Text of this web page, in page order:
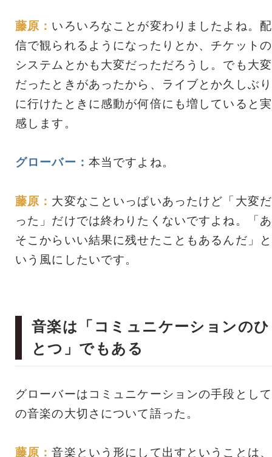
藤原： いろいろなことが変わりましたよね。配
信で観られるようになったりとか、チケットの
システムとかも大変だっただろうし。でも大変
だったときがあったから、ライブとか久しぶり
に行けたときに感動が何倍にも増していると実
感します。
グローバー： 本当ですよね。
藤原： 大変なこといっぱいあったけど「大変だ
った」だけでは終わりたくないですよね。「あ
そこからいい結果に残せたこともあるんだ」と
いう風にしたいです。
音楽は「コミュニケーションのひ
とつ」でもある
グローバーはコミュニケーションの手段として
の音楽の大切さについて語った。
藤原：音楽という形にして出すということは、